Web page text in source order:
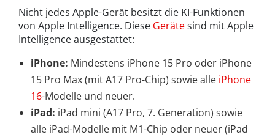
Nicht jedes Apple-Gerät besitzt die KI-Funktionen
von Apple Intelligence. Diese Gerätesind mit Apple
Intelligence ausgestattet:
iPhone: Mindestens iPhone 15 Pro oder iPhone
15 Pro Max (mit A17 Pro-Chip) sowie alle iPhone
16-Modelle und neuer.
iPad: iPad mini (A17 Pro, 7. Generation) sowie
alle iPad-Modelle mit M1-Chip oder neuer (iPad